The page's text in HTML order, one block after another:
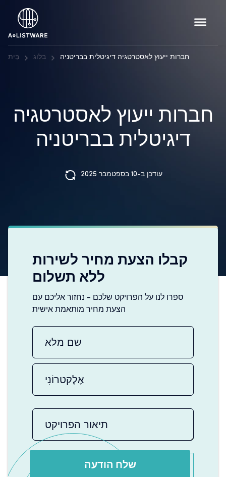
בַּיִת בלוג חברות ייעוץ לאסטרטגיה דיגיטלית בבריטניה
חברות ייעוץ לאסטרטגיה
דיגיטלית בבריטניה
עודכן ב-10 בספטמבר 2025
קבלו הצעת מחיר לשירות
ללא תשלום
ספרו לנו על הפרויקט שלכם - נחזור אליכם עם
הצעת מחיר מותאמת אישית
שלח הודעה